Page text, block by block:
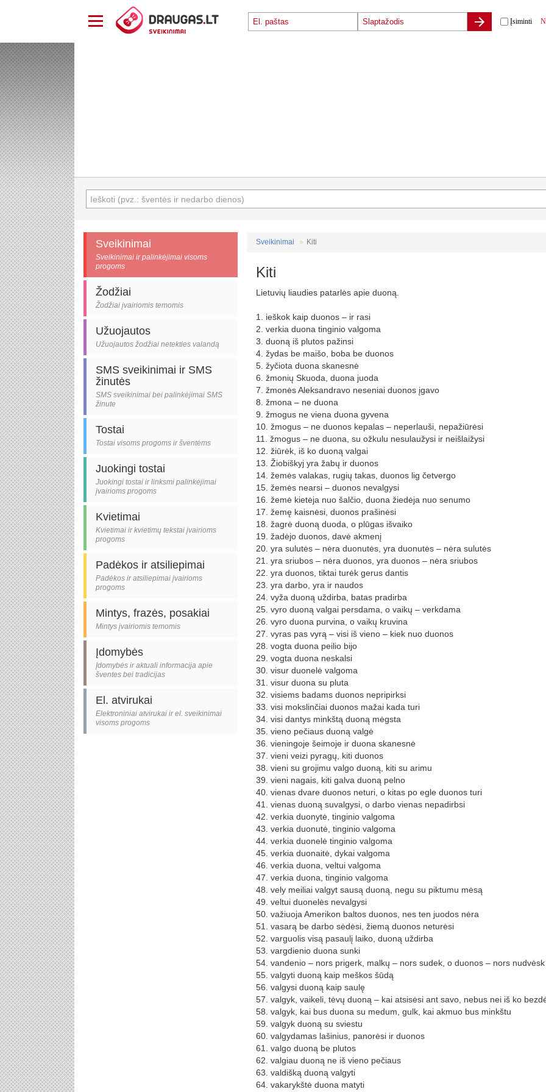
Įsiminti
Sveikinimai
Sveikinimai ir palinkėjimai visoms
progoms
Žodžiai
Žodžiai įvairiomis temomis
Užuojautos
Užuojautos žodžiai netekties valandą
SMS sveikinimai ir SMS
žinutės
SMS sveikinimai bei palinkėjimai SMS
žinute
Tostai
Tostai visoms progoms ir šventėms
Juokingi tostai
Juokingi tostai ir linksmi palinkėjimai
įvairioms progoms
Kvietimai
Kvietimai ir kvietimų tekstai įvairioms
progoms
Padėkos ir atsiliepimai
Padėkos ir atsiliepimai įvairioms
progoms
Mintys, frazės, posakiai
Mintys įvairiomis temomis
Įdomybės
Įdomybės ir aktuali informacija apie
šventes bei tradicijas
El. atvirukai
Elektroniniai atvirukai ir el. sveikinimai
visoms progoms
Sveikinimai Kiti
Kiti
Lietuvių liaudies patarlės apie duoną.
1. ieškok kaip duonos – ir rasi
2. verkia duona tinginio valgoma
3. duoną iš plutos pažinsi
4. žydas be maišo, boba be duonos
5. žyčiota duona skanesnė
6. žmonių Skuoda, duona juoda
7. žmonės Aleksandravo neseniai duonos įgavo
8. žmona – ne duona
9. žmogus ne viena duona gyvena
10. žmogus – ne duonos kepalas – neperlauši, nepažiūrėsi
11. žmogus – ne duona, su ožkulu nesulaužysi ir neišlaižysi
12. žiūrėk, iš ko duoną valgai
13. Žiobiškyj yra žabų ir duonos
14. žemės valakas, rugių takas, duonos lig četvergo
15. žemės nearsi – duonos nevalgysi
16. žemė kietėja nuo šalčio, duona žiedėja nuo senumo
17. žemę kaisnėsi, duonos prašinėsi
18. žagrė duoną duoda, o plūgas išvaiko
19. žadėjo duonos, davė akmenį
20. yra sulutės – nėra duonutės, yra duonutės – nėra sulutės
21. yra sriubos – nėra duonos, yra duonos – nėra sriubos
22. yra duonos, tiktai turėk gerus dantis
23. yra darbo, yra ir naudos
24. vyža duoną uždirba, batas pradirba
25. vyro duoną valgai persdama, o vaikų – verkdama
26. vyro duona purvina, o vaikų kruvina
27. vyras pas vyrą – visi iš vieno – kiek nuo duonos
28. vogta duona peilio bijo
29. vogta duona neskalsi
30. visur duonelė valgoma
31. visur duona su pluta
32. visiems badams duonos nepripirksi
33. visi mokslinčiai duonos mažai kada turi
34. visi dantys minkštą duoną mėgsta
35. vieno pečiaus duoną valgė
36. vieningoje šeimoje ir duona skanesnė
37. vieni veizi pyragų, kiti duonos
38. vieni su grojimu valgo duoną, kiti su arimu
39. vieni nagais, kiti galva duoną pelno
40. vienas dvare duonos neturi, o kitas po egle duonos turi
41. vienas duoną suvalgysi, o darbo vienas nepadirbsi
42. verkia duonytė, tinginio valgoma
43. verkia duonutė, tinginio valgoma
44. verkia duonelė tinginio valgoma
45. verkia duonaitė, dykai valgoma
46. verkia duona, veltui valgoma
47. verkia duona, tinginio valgoma
48. vely meiliai valgyt sausą duoną, negu su piktumu mėsą
49. veltui duonelės nevalgysi
50. važiuoja Amerikon baltos duonos, nes ten juodos nėra
51. vasarą be darbo sėdėsi, žiemą duonos neturėsi
52. varguolis visą pasaulį laiko, duoną uždirba
53. vargdienio duona sunki
54. vandenio – nors prigerk, malkų – nors sudek, o duonos – nors nudvėsk
55. valgyti duoną kaip meškos šūdą
56. valgysi duoną kaip saulę
57. valgyk, vaikeli, tėvų duoną – kai atsisėsi ant savo, nebus nei iš ko
58. valgyk, kai bus duona su medum, gulk, kai akmuo bus minkštu
59. valgyk duoną su sviestu
60. valgydamas lašinius, panorėsi ir duonos
61. valgo duoną be plutos
62. valgiau duoną ne iš vieno pečiaus
63. valdišką duoną valgyti
64. vakarykštė duona matyti